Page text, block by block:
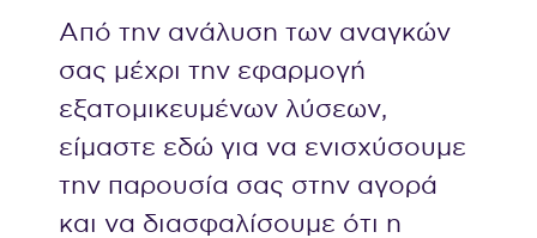
Από την ανάλυση των αναγκών
σας μέχρι την εφαρμογή
εξατομικευμένων λύσεων,
είμαστε εδώ για να ενισχύσουμε
την παρουσία σας στην αγορά
και να διασφαλίσουμε ότι η